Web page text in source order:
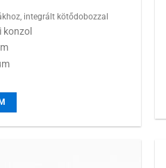
integrált kötődobozzal
konzol